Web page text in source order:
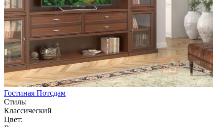
Гостиная Потсдам
Стиль:
Классический
Цвет: